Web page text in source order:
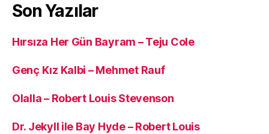
Son Yazılar
Hırsıza Her Gün Bayram – Teju Cole
Genç Kız Kalbi – Mehmet Rauf
Olalla – Robert Louis Stevenson
Dr. Jekyll ile Bay Hyde – Robert Louis